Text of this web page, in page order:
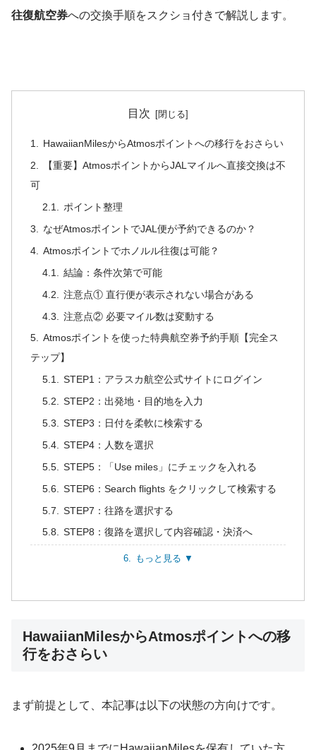
往復航空券への交換手順をスクショ付きで解説します。
目次
HawaiianMilesからAtmosポイントへの移行をおさらい
【重要】AtmosポイントからJALマイルへ直接交換は不
可
ポイント整理
なぜAtmosポイントでJAL便が予約できるのか？
Atmosポイントでホノルル往復は可能？
結論：条件次第で可能
注意点① 直行便が表示されない場合がある
注意点② 必要マイル数は変動する
Atmosポイントを使った特典航空券予約手順【完全ス
テップ】
STEP1：アラスカ航空公式サイトにログイン
STEP2：出発地・目的地を入力
STEP3：日付を柔軟に検索する
STEP4：人数を選択
STEP5：「Use miles」にチェックを入れる
STEP6：Search flights をクリックして検索する
STEP7：往路を選択する
STEP8：復路を選択して内容確認・決済へ
もっと見る ▼
HawaiianMilesからAtmosポイントへの移
行をおさらい
まず前提として、本記事は以下の状態の方向けです。